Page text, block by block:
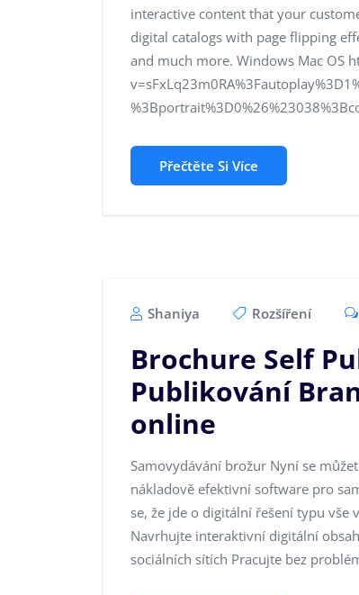
interactive content that your
digital catalogs with page flipping
and much more. Windows Mac OS
Přečtěte Si Více
Shaniya Rozšíření
Brochure Self
Publikování
online
Samovydávání brožur Nyní se
nákladově efektivní software pro
se, že jde o digitální řešení typu vše
Navrhujte interaktivní digitální
sociálních sítích Pracujte bez